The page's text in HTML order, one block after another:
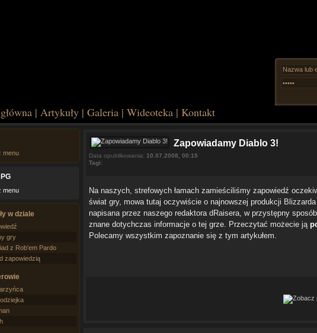
| Artykuły | Galeria | Wideoteka | Kontakt
menu
menu
w dziale
gry
z Rob'em Pardo
zapowiedzią
Zapowiadamy Diablo 3!
Data opublikowania: 10.07.2008, 00:15
Tagi:
Na naszych, strefowych łamach zamieściliśmy zapowiedź
świat gry, mowa tutaj oczywiście o najnowszej produkcji
napisana przez naszego redaktora dRaisera, w przystępny
znane dotychczas informacje o tej grze. Przeczytać możecie ją
Polecamy wszystkim zapoznanie się z tym artykułem.